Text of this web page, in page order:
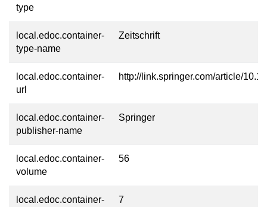
type
local.edoc.container-
type-name
Zeitschrift
local.edoc.container-
url
http://link.springer.com/article/
local.edoc.container-
publisher-name
Springer
local.edoc.container-
volume
56
local.edoc.container-
7